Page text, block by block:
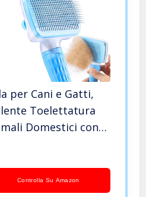
per Cani e Gatti,
Toelettatura
Domestici con
Togliere
Animali
Controlla Su Amazon